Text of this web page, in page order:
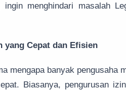
ingin menghindari masalah
yang Cepat dan Efisien
mengapa banyak pengusaha
Biasanya, pengurusan